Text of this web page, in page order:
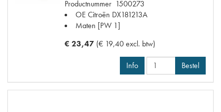
Productnummer 1500273
OE Citroën DX181213A
Maten [PW 1]
€ 23,47 (€ 19,40 excl. btw)
Info Bestel